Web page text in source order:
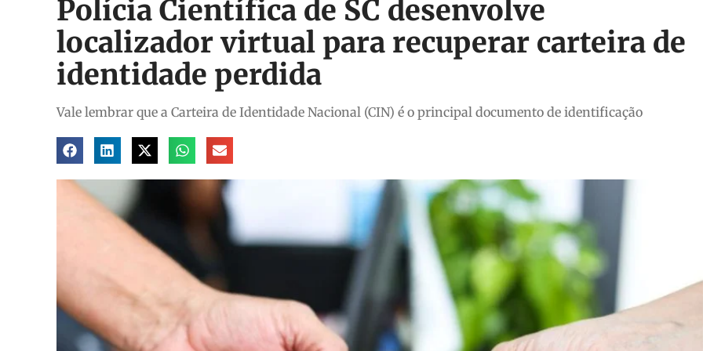
Polícia Científica de SC desenvolve
localizador virtual para recuperar carteira de
identidade perdida
Vale lembrar que a Carteira de Identidade Nacional (CIN) é o principal documento de identificação